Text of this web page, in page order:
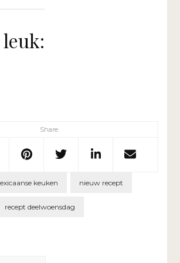
Share
keuken nieuw recept
recept deelwoensdag